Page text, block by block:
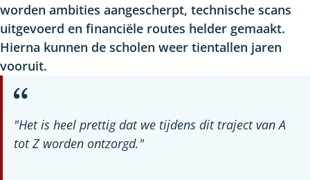
worden ambities aangescherpt, technische scans
uitgevoerd en financiële routes helder gemaakt.
Hierna kunnen de scholen weer tientallen jaren
vooruit.
"Het is heel prettig dat we tijdens dit traject van A
tot Z worden ontzorgd."